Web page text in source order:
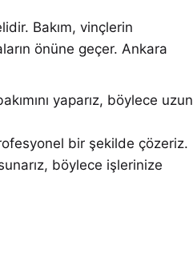
Bakım, vinçlerin
önüne geçer. Ankara
yaparız, böylece uzun
bir şekilde çözeriz.
böylece işlerinize